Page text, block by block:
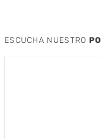
ESCUCHA NUESTRO